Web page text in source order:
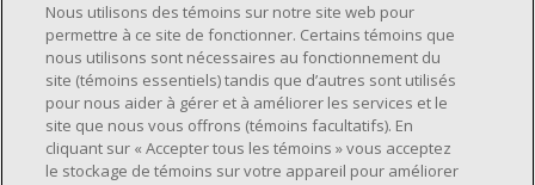
Nous utilisons des témoins sur notre site web pour
permettre à ce site de fonctionner. Certains témoins que
nous utilisons sont nécessaires au fonctionnement du
site (témoins essentiels) tandis que d’autres sont utilisés
pour nous aider à gérer et à améliorer les services et le
site que nous vous offrons (témoins facultatifs). En
cliquant sur « Accepter tous les témoins » vous acceptez
le stockage de témoins sur votre appareil pour améliorer